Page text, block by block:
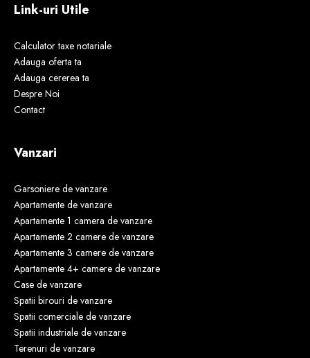
Link-uri Utile
Calculator taxe notariale
Adauga oferta ta
Adauga cererea ta
Despre Noi
Contact
Vanzari
Garsoniere de vanzare
Apartamente de vanzare
Apartamente 1 camera de vanzare
Apartamente 2 camere de vanzare
Apartamente 3 camere de vanzare
Apartamente 4+ camere de vanzare
Case de vanzare
Spatii birouri de vanzare
Spatii comerciale de vanzare
Spatii industriale de vanzare
Terenuri de vanzare